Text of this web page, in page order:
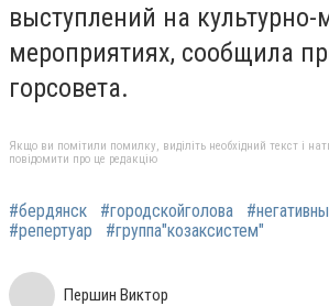
выступлений на
мероприятиях, сообщила
горсовета.
Якщо ви помітили помилку, виділіть необхідний текст і
повідомити про це редакцію
#бердянск #городскойголова
#репертуар
#группа"козаксистем"
Першин Виктор